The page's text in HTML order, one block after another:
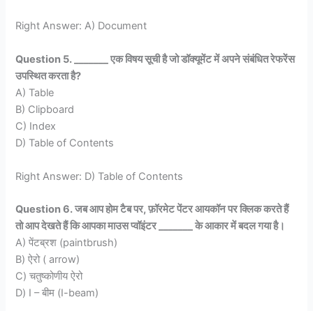
Right Answer: A) Document
Question 5. _______ एक विषय सूची है जो डॉक्यूमेंट में अपने संबंधित रेफरेंस
उपस्थित करता है?
A) Table
B) Clipboard
C) Index
D) Table of Contents
Right Answer: D) Table of Contents
Question 6. जब आप होम टैब पर, फ़ॉरमेट पेंटर आयकॉन पर क्लिक करते हैं
तो आप देखते हैं कि आपका माउस प्वॉइंटर _______ के आकार में बदल गया है।
A) पेंटब्रश (paintbrush)
B) ऐरो ( arrow)
C) चतुष्कोणीय ऐरो
D) I – बीम (I-beam)